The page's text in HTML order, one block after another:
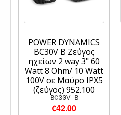
POWER DYNAMICS
BC30V B Ζεύγος
ηχείων 2 way 3" 60
Watt 8 Ohm/ 10 Watt
100V σε Μαύρο IPX5
(ζεύγος) 952.100
BC30V B
€42.00